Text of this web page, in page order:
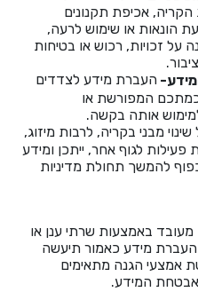
הקריה, אכיפת תקנונים
הונאות או שימוש לרעה,
על זכויות, רכוש או בטיחות
העברת מידע לצדדים
המפורשת או
אותה בקשה.
מבני בקריה, לרבות מיזוג,
פעילות לגוף אחר, ייתכן ומידע
להמשך תחולת מדיניות
מעובד באמצעות שרתי ענן או
העברת מידע כאמור תיעשה
אמצעי הגנה מתאימים
המידע.